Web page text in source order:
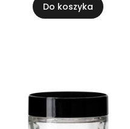
Do koszyka